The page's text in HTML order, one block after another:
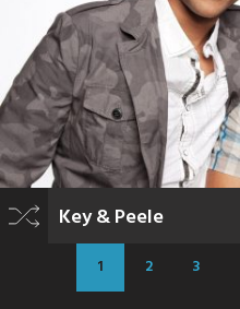
Key & Peele
1 2 3